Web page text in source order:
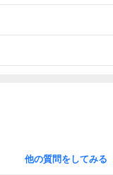
他の質問をしてみる